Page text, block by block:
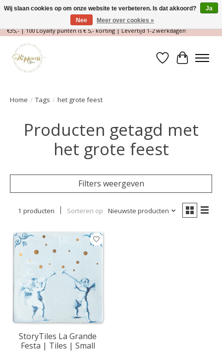
Magische Conceptstore, Edelstenen & Spirituele winkel | Gratis verzending >
€35,- | 100 Loyalty punten is € 5,- korting | Levertijd 1-2 werkdagen
Verlanglijst
Home / Tags / het grote feest
Producten getagd met
het grote feest
Filters weergeven
1 producten Sorteren op Nieuwste producten
StoryTiles La Grande
Festa | Tiles | Small
Wij slaan cookies op om onze website te verbeteren. Is dat akkoord?
Ja
Nee
Meer over cookies »